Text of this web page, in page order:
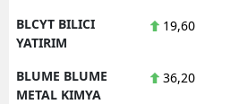
BLCYT BILICI
YATIRIM
19,60
BLUME BLUME
METAL KIMYA
36,20